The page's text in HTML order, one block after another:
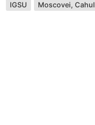
IGSU Moscovei, Cahul